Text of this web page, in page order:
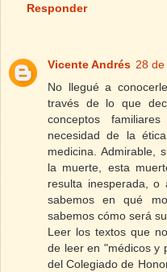
Responder
Vicente Andrés 28
No llegué a
través de lo que
conceptos
necesidad de la
medicina. Admirable,
la muerte, esta
resulta inesperada, o
sabemos en qué
sabemos cómo será
Leer los textos que
de leer en "médicos y
del Colegiado de